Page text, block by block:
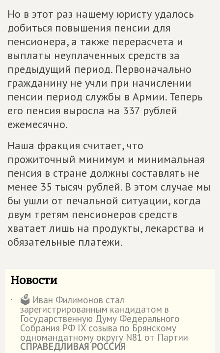
Но в этот раз нашему юристу удалось
добиться повышения пенсии для
пенсионера, а также перерасчета и
выплаты неуплаченных средств за
предыдущий период. Первоначально
гражданину не учли при начислении
пенсии период службы в Армии. Теперь
его пенсия выросла на 337 рублей
ежемесячно.
Наша фракция считает, что
прожиточный минимум и минимальная
пенсия в стране должны составлять не
менее 35 тысяч рублей. В этом случае мы
бы ушли от печальной ситуации, когда
двум третям пенсионеров средств
хватает лишь на продукты, лекарства и
обязательные платежи.
Новости
˙ 🗳️ Иван Филимонов стал
зарегистрированным кандидатом в
Государственную Думу Федерального
Собрания РФ IX созыва по Брянскому
одномандатному округу N81 от Партии
СПРАВЕДЛИВАЯ РОССИЯ